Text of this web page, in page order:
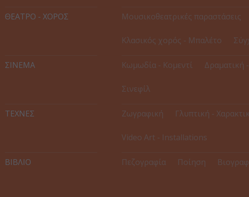
ΘΕΑΤΡΟ - ΧΟΡΟΣ Μουσικοθεατρικές παραστάσεις
Κλασικός χορός - Μπαλέτο
ΣΙΝΕΜΑ Κωμωδία - Κομεντί Δραματική
Σινεφίλ
ΤΕΧΝΕΣ Ζωγραφική Γλυπτική -
Video Art - Installations
ΒΙΒΛΙΟ Πεζογραφία Ποίηση